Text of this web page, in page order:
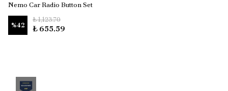
Nemo Car Radio Button Set
%42
₺ 1,123.70
₺ 655.59